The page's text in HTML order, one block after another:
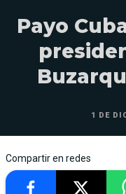
Payo
1 DE
Compartir en redes